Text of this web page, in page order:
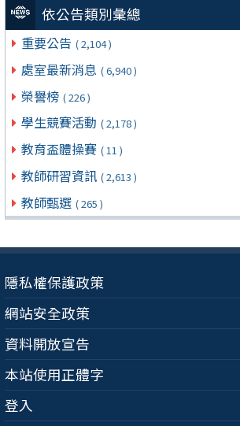
依公告類別彙總
重要公告 ( 2,104 )
處室最新消息 ( 6,940 )
榮譽榜 ( 226 )
學生競賽活動 ( 2,178 )
教育盃體操賽 ( 11 )
教師研習資訊 ( 2,613 )
教師甄選 ( 265 )
隱私權保護政策
網站安全政策
資料開放宣告
本站使用正體字
登入